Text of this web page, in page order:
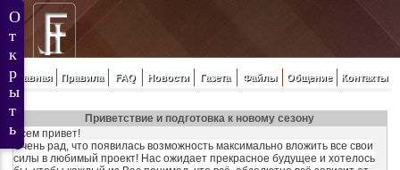
Главная Правила FAQ Новости Газета Файлы Общение Контакты
Приветствие и подготовка к новому сезону
Всем привет!
Очень рад, что появилась возможность максимально вложить все свои
силы в любимый проект! Нас ожидает прекрасное будущее и хотелось